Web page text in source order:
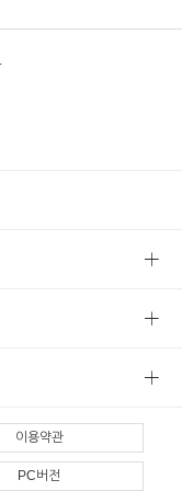
이용약관
PC버전